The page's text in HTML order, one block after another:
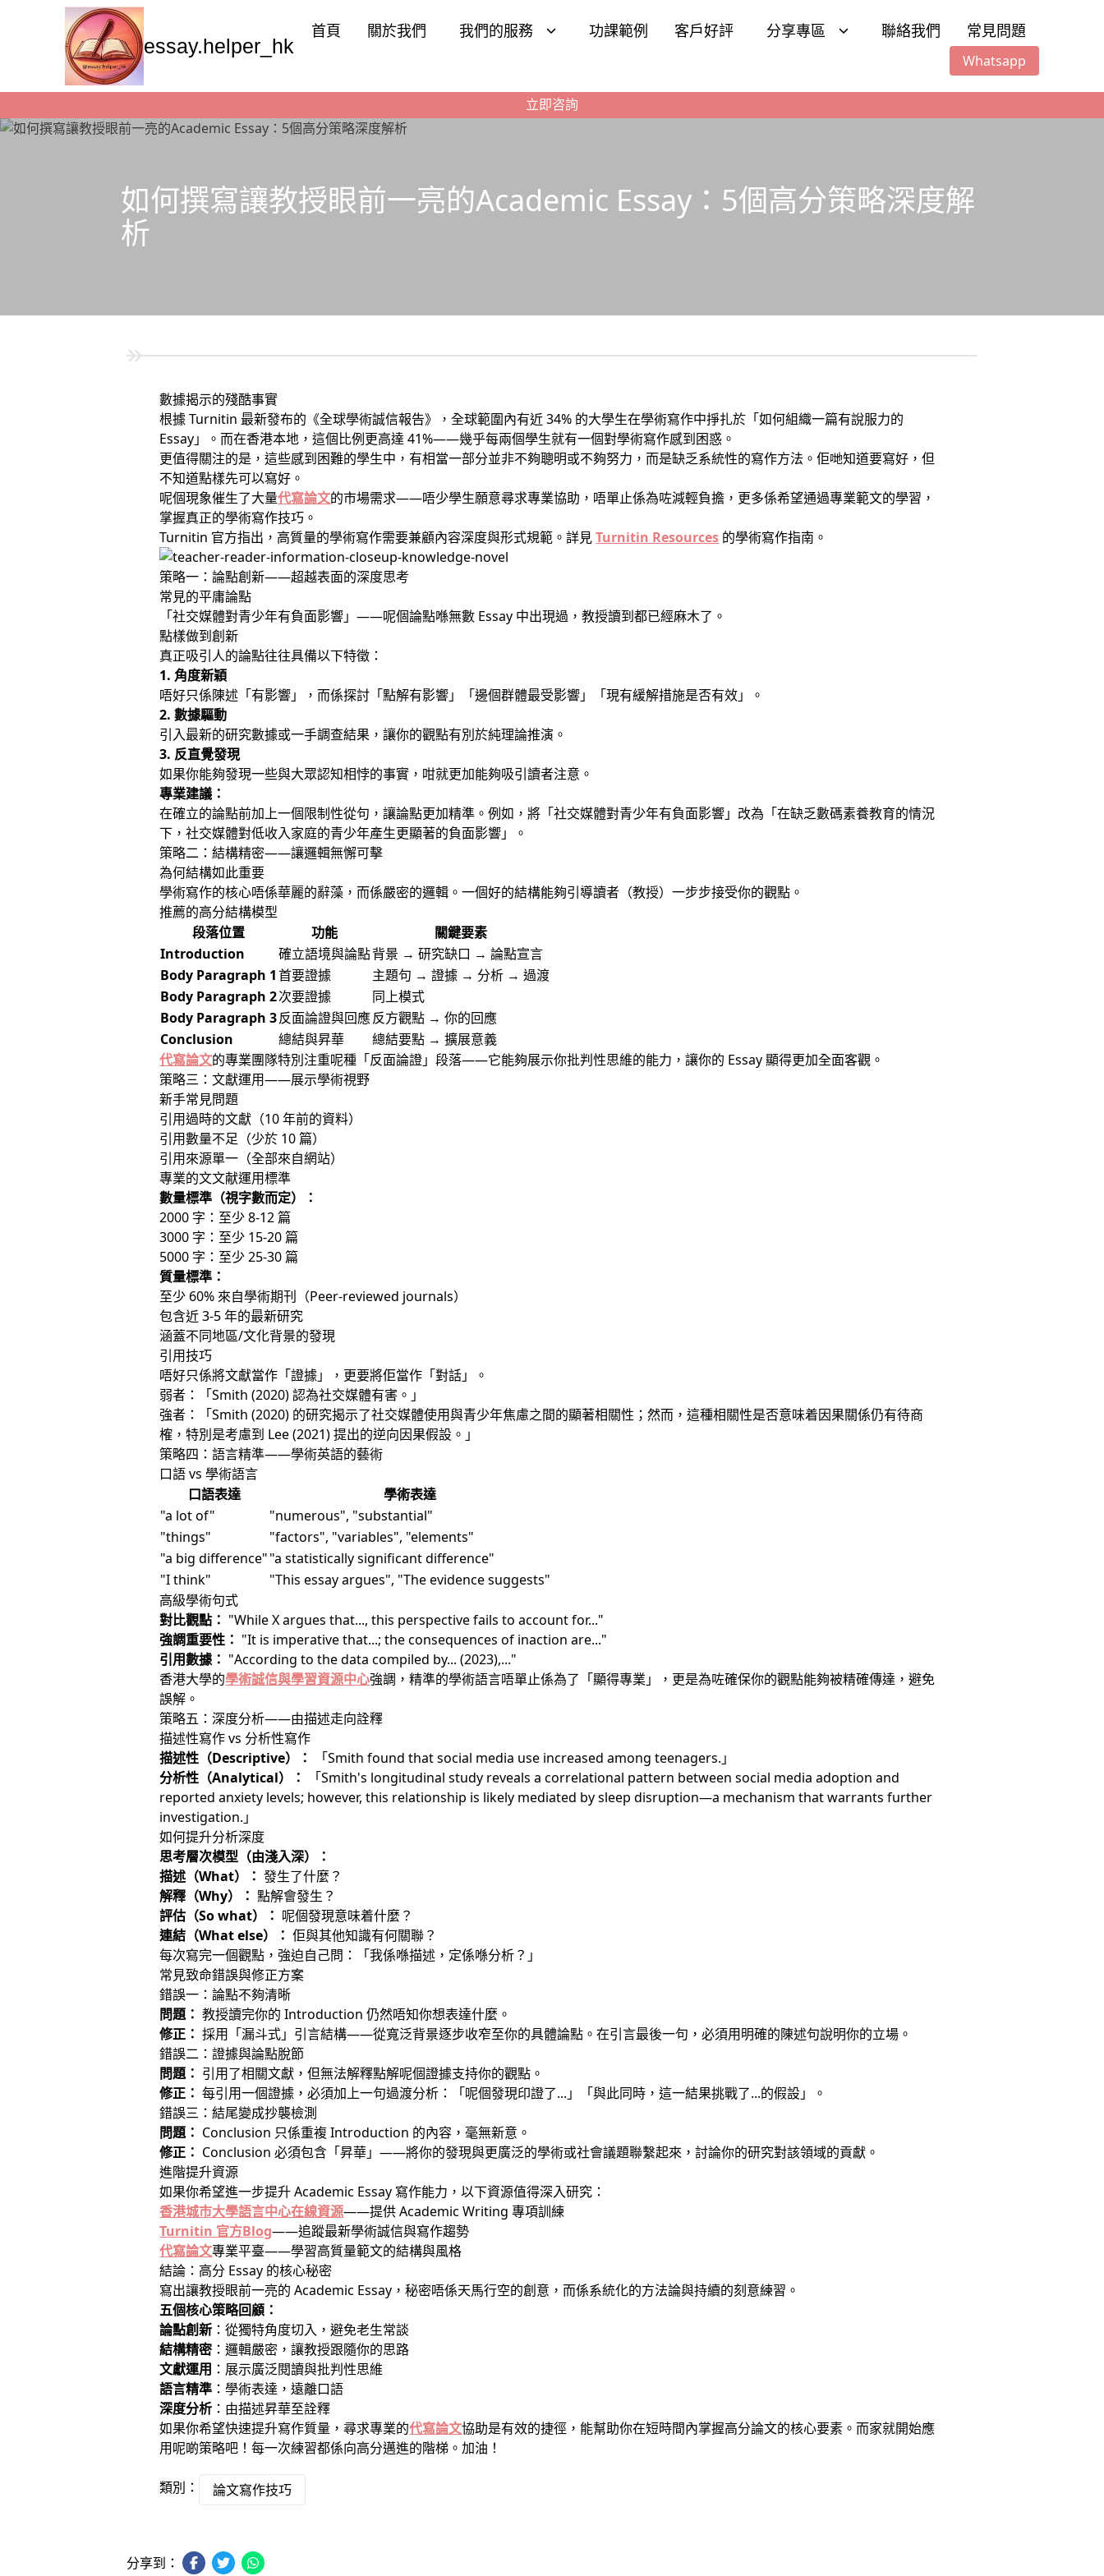
essay.helper_hk
首頁 關於我們 我們的服務 功課範例 客戶好評 分享專區 聯絡我們 常見問題
Whatsapp
立即咨詢
如何撰寫讓教授眼前一亮的Academic Essay：5個高分策略深度解
析
數據揭示的殘酷事實
根據 Turnitin 最新發布的《全球學術誠信報告》，全球範圍內有近 34% 的大學生在學術寫作中掙扎於「如何組織一篇有說服力的
Essay」。而在香港本地，這個比例更高達 41%——幾乎每兩個學生就有一個對學術寫作感到困惑。
更值得關注的是，這些感到困難的學生中，有相當一部分並非不夠聰明或不夠努力，而是缺乏系統性的寫作方法。佢哋知道要寫好，但
不知道點樣先可以寫好。
呢個現象催生了大量代寫論文的市場需求——唔少學生願意尋求專業協助，唔單止係為咗減輕負擔，更多係希望通過專業範文的學習，
掌握真正的學術寫作技巧。
Turnitin 官方指出，高質量的學術寫作需要兼顧內容深度與形式規範。詳見Turnitin Resources 的學術寫作指南。
策略一：論點創新——超越表面的深度思考
常見的平庸論點
「社交媒體對青少年有負面影響」——呢個論點喺無數 Essay 中出現過，教授讀到都已經麻木了。
點樣做到創新
真正吸引人的論點往往具備以下特徵：
1. 角度新穎
唔好只係陳述「有影響」，而係探討「點解有影響」「邊個群體最受影響」「現有緩解措施是否有效」。
2. 數據驅動
引入最新的研究數據或一手調查結果，讓你的觀點有別於純理論推演。
3. 反直覺發現
如果你能夠發現一些與大眾認知相悖的事實，咁就更加能夠吸引讀者注意。
專業建議：
在確立的論點前加上一個限制性從句，讓論點更加精準。例如，將「社交媒體對青少年有負面影響」改為「在缺乏數碼素養教育的情況
下，社交媒體對低收入家庭的青少年產生更顯著的負面影響」。
策略二：結構精密——讓邏輯無懈可擊
為何結構如此重要
學術寫作的核心唔係華麗的辭藻，而係嚴密的邏輯。一個好的結構能夠引導讀者（教授）一步步接受你的觀點。
推薦的高分結構模型
段落位置
功能
關鍵要素
Introduction
確立語境與論點背景 → 研究缺口 → 論點宣言
Body Paragraph 1 首要證據
主題句 → 證據 → 分析 → 過渡
Body Paragraph 2次要證據
同上模式
Body Paragraph 3反面論證與回應反方觀點 → 你的回應
Conclusion
總結與昇華
總結要點 → 擴展意義
代寫論文的專業團隊特別注重呢種「反面論證」段落——它能夠展示你批判性思維的能力，讓你的 Essay 顯得更加全面客觀。
策略三：文獻運用——展示學術視野
新手常見問題
引用過時的文獻（10 年前的資料）
引用數量不足（少於 10 篇）
引用來源單一（全部來自網站）
專業的文文献運用標準
數量標準（視字數而定）：
2000 字：至少 8-12 篇
3000 字：至少 15-20 篇
5000 字：至少 25-30 篇
質量標準：
至少 60% 來自學術期刊（Peer-reviewed journals）
包含近 3-5 年的最新研究
涵蓋不同地區/文化背景的發現
引用技巧
唔好只係將文獻當作「證據」，更要將佢當作「對話」。
弱者：「Smith (2020) 認為社交媒體有害。」
強者：「Smith (2020) 的研究揭示了社交媒體使用與青少年焦慮之間的顯著相關性；然而，這種相關性是否意味着因果關係仍有待商
榷，特別是考慮到 Lee (2021) 提出的逆向因果假設。」
策略四：語言精準——學術英語的藝術
口語 vs 學術語言
口語表達
學術表達
"a lot of"
"numerous", "substantial"
"things"
"factors", "variables", "elements"
"a big difference""a statistically significant difference"
"I think"
"This essay argues", "The evidence suggests"
高級學術句式
對比觀點： "While X argues that..., this perspective fails to account for..."
強調重要性： "It is imperative that...; the consequences of inaction are..."
引用數據： "According to the data compiled by... (2023),..."
香港大學的學術誠信與學習資源中心強調，精準的學術語言唔單止係為了「顯得專業」，更是為咗確保你的觀點能夠被精確傳達，避免
誤解。
策略五：深度分析——由描述走向詮釋
描述性寫作 vs 分析性寫作
描述性（Descriptive）：
「Smith found that social media use increased among teenagers.」
分析性（Analytical）：
「Smith's longitudinal study reveals a correlational pattern between social media adoption and
reported anxiety levels; however, this relationship is likely mediated by sleep disruption—a mechanism that warrants further
investigation.」
如何提升分析深度
思考層次模型（由淺入深）：
描述（What）： 發生了什麼？
解釋（Why）： 點解會發生？
評估（So what）： 呢個發現意味着什麼？
連結（What else）： 佢與其他知識有何關聯？
每次寫完一個觀點，強迫自己問：「我係喺描述，定係喺分析？」
常見致命錯誤與修正方案
錯誤一：論點不夠清晰
問題： 教授讀完你的 Introduction 仍然唔知你想表達什麼。
修正： 採用「漏斗式」引言結構——從寬泛背景逐步收窄至你的具體論點。在引言最後一句，必須用明確的陳述句說明你的立場。
錯誤二：證據與論點脫節
問題： 引用了相關文獻，但無法解釋點解呢個證據支持你的觀點。
修正： 每引用一個證據，必須加上一句過渡分析：「呢個發現印證了...」「與此同時，這一結果挑戰了...的假設」。
錯誤三：結尾變成抄襲檢測
問題： Conclusion 只係重複 Introduction 的內容，毫無新意。
修正： Conclusion 必須包含「昇華」——將你的發現與更廣泛的學術或社會議題聯繫起來，討論你的研究對該領域的貢獻。
進階提升資源
如果你希望進一步提升 Academic Essay 寫作能力，以下資源值得深入研究：
香港城市大學語言中心在線資源——提供 Academic Writing 專項訓練
Turnitin 官方Blog——追蹤最新學術誠信與寫作趨勢
代寫論文專業平臺——學習高質量範文的結構與風格
結論：高分 Essay 的核心秘密
寫出讓教授眼前一亮的 Academic Essay，秘密唔係天馬行空的創意，而係系統化的方法論與持續的刻意練習。
五個核心策略回顧：
論點創新 ：從獨特角度切入，避免老生常談
結構精密 ：邏輯嚴密，讓教授跟隨你的思路
文獻運用 ：展示廣泛閱讀與批判性思維
語言精準 ：學術表達，遠離口語
深度分析 ：由描述昇華至詮釋
如果你希望快速提升寫作質量，尋求專業的代寫論文協助是有效的捷徑，能幫助你在短時間內掌握高分論文的核心要素。而家就開始應
用呢啲策略吧！每一次練習都係向高分邁進的階梯。加油！
類別： 論文寫作技巧
分享到：